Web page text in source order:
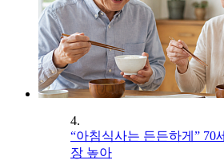
4.
“아침식사는 든든하게” 70
장 높아